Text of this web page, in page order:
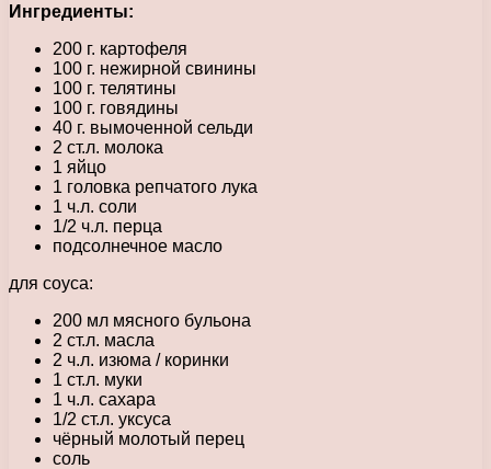
Ингредиенты:
200 г. картофеля
100 г. нежирной свинины
100 г. телятины
100 г. говядины
40 г. вымоченной сельди
2 ст.л. молока
1 яйцо
1 головка репчатого лука
1 ч.л. соли
1/2 ч.л. перца
подсолнечное масло
для соуса:
200 мл мясного бульона
2 ст.л. масла
2 ч.л. изюма / коринки
1 ст.л. муки
1 ч.л. сахара
1/2 ст.л. уксуса
чёрный молотый перец
соль